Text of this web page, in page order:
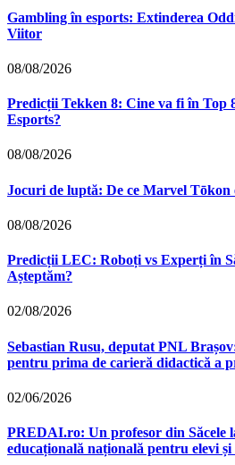
Gambling în esports: Extinderea
Viitor
08/08/2026
Predicții Tekken 8: Cine va fi în Top
Esports?
08/08/2026
Jocuri de luptă: De ce Marvel Tōkon
08/08/2026
Predicții LEC: Roboți vs Experți în
Așteptăm?
02/08/2026
Sebastian Rusu, deputat PNL
pentru prima de carieră didactică a
02/06/2026
PREDAI.ro: Un profesor din Săcele
educațională națională pentru elevi